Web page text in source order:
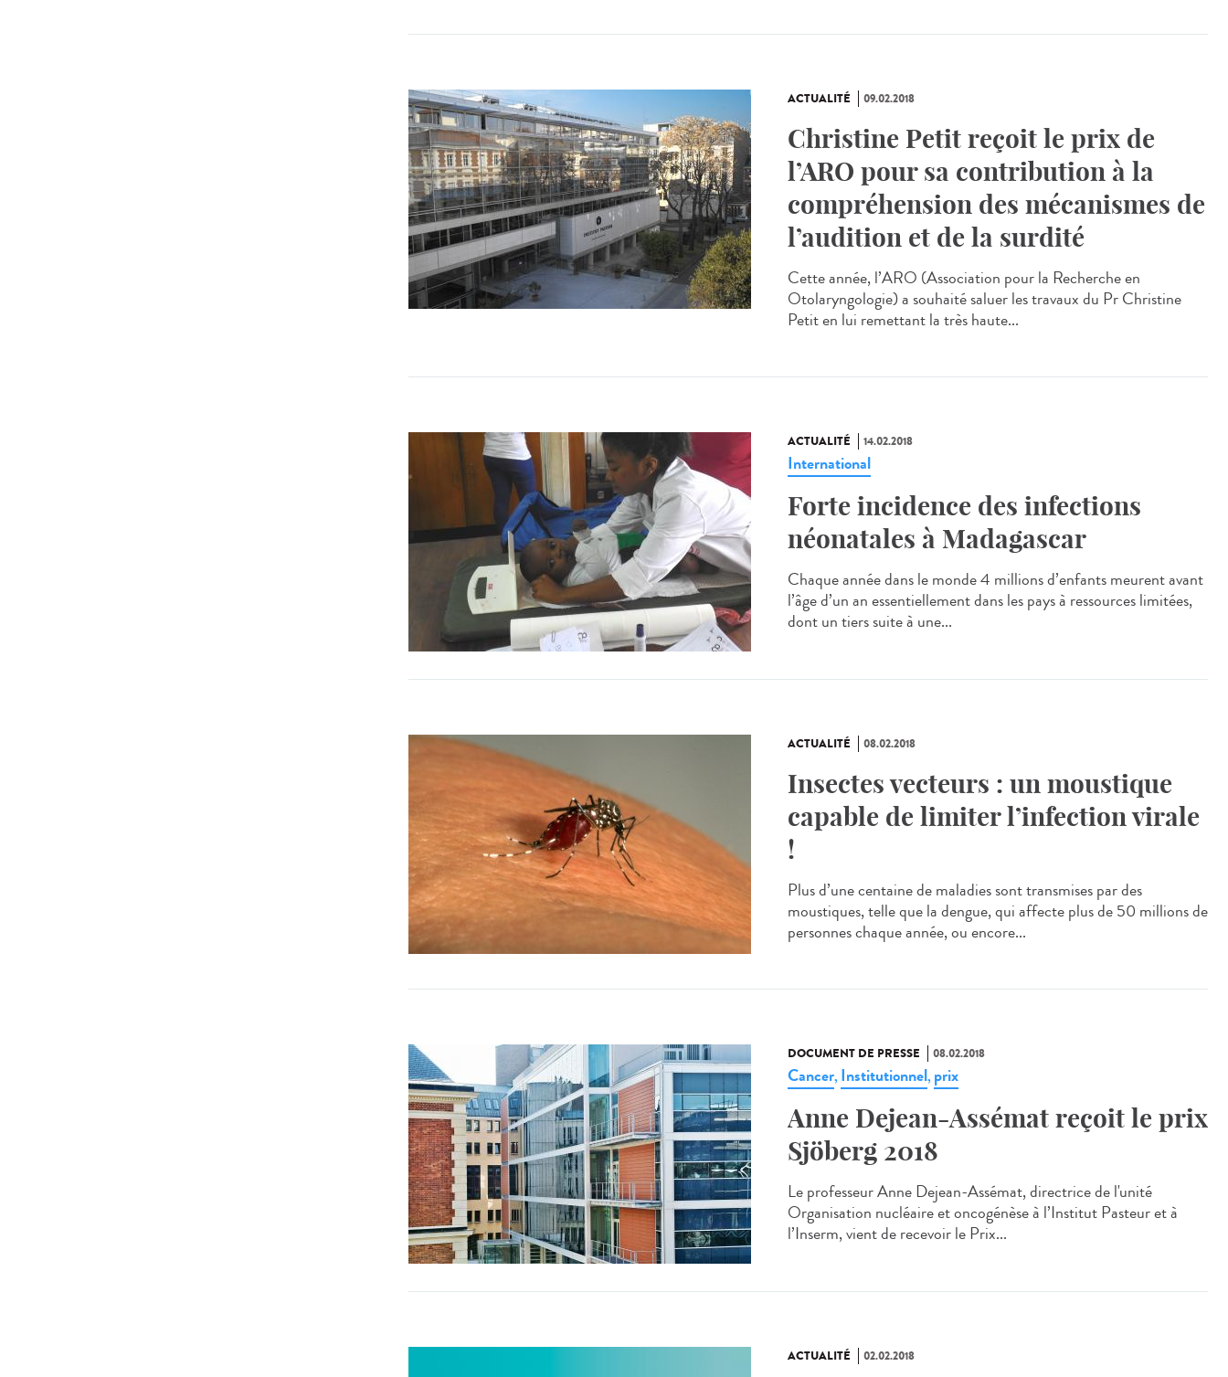
ACTUALITÉ 09.02.2018
Christine Petit reçoit le prix de
l’ARO pour sa contribution à la
compréhension des mécanismes de
l’audition et de la surdité
Cette année, l’ARO (Association pour la Recherche en
Otolaryngologie) a souhaité saluer les travaux du Pr Christine
Petit en lui remettant la très haute...
ACTUALITÉ 14.02.2018
International
Forte incidence des infections
néonatales à Madagascar
Chaque année dans le monde 4 millions d’enfants meurent avant
l’âge d’un an essentiellement dans les pays à ressources limitées,
dont un tiers suite à une...
ACTUALITÉ 08.02.2018
Insectes vecteurs : un moustique
capable de limiter l’infection virale
!
Plus d’une centaine de maladies sont transmises par des
moustiques, telle que la dengue, qui affecte plus de 50 millions de
personnes chaque année, ou encore...
DOCUMENT DE PRESSE 08.02.2018
Cancer, Institutionnel, prix
Anne Dejean-Assémat reçoit le prix
Sjöberg 2018
Le professeur Anne Dejean-Assémat, directrice de l'unité
Organisation nucléaire et oncogénèse à l’Institut Pasteur et à
l’Inserm, vient de recevoir le Prix...
ACTUALITÉ 02.02.2018